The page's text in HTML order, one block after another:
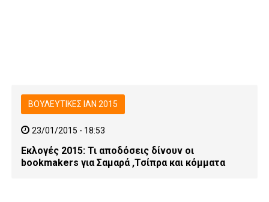
ΒΟΥΛΕΥΤΙΚΕΣ ΙΑΝ 2015
23/01/2015 - 18:53
Εκλογές 2015: Τι αποδόσεις δίνουν οι
bookmakers για Σαμαρά ,Τσίπρα και κόμματα